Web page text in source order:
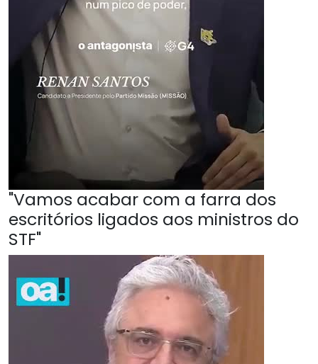
"Vamos acabar com a farra dos
escritórios ligados aos ministros do
STF"